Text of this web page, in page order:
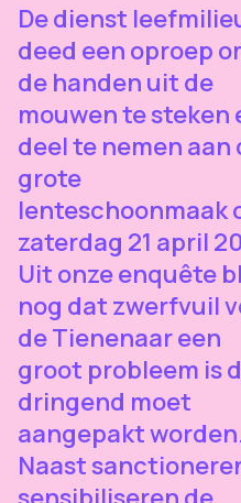
De dienst
deed een oproep
de handen uit de
mouwen te steken
deel te nemen aan
grote
lenteschoonmaak
zaterdag 21 april
Uit onze enquête
nog dat zwerfvuil
de Tienenaar een
groot probleem is
dringend moet
aangepakt
Naast